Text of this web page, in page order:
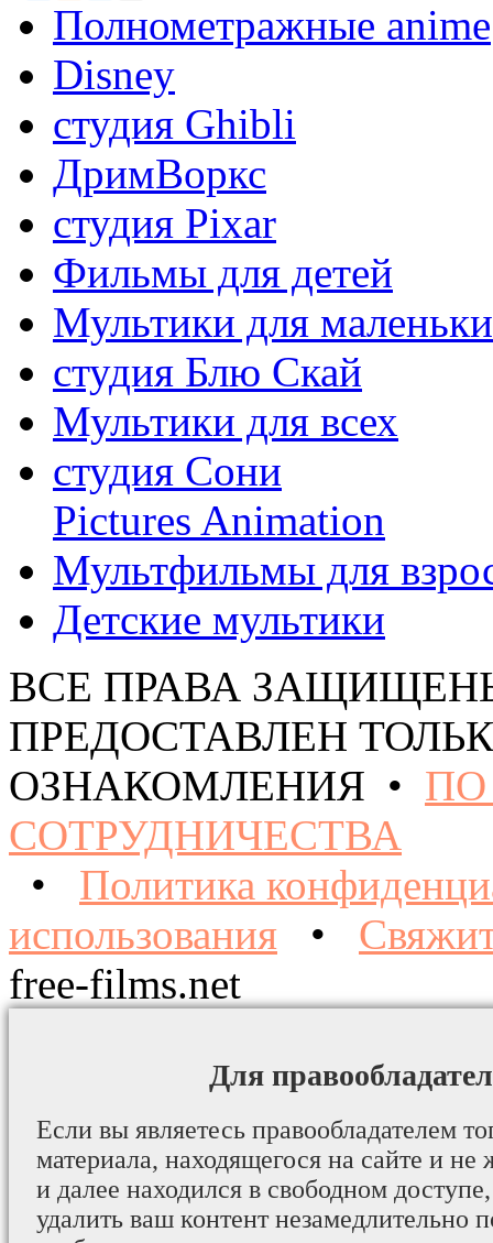
Полнометражные anime
Disney
студия Ghibli
ДримВоркс
студия Pixar
Фильмы для детей
Мультики для
студия Блю Скай
Мультики для всех
студия Сони
Pictures Animation
Мультфильмы для
Детские мультики
ВСЕ ПРАВА
ПРЕДОСТАВЛЕН
ОЗНАКОМЛЕНИЯ •
СОТРУДНИЧЕСТВА
• Политика
использования •
free-films.net
Для
Если вы являетесь правообладателем
материала, находящегося на сайте и не
и далее находился в свободном
удалить ваш контент незамедлительно